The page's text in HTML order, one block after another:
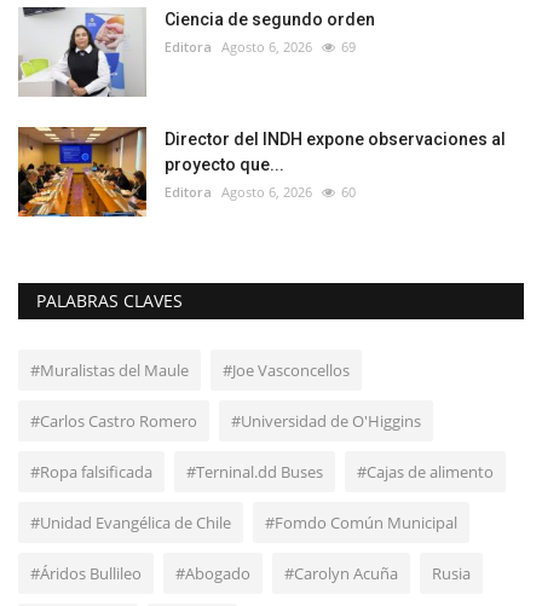
Ciencia de segundo orden
Editora Agosto 6, 2026 69
Director del INDH expone observaciones al
proyecto que...
Editora Agosto 6, 2026 60
PALABRAS CLAVES
#Muralistas del Maule #Joe Vasconcellos
#Carlos Castro Romero #Universidad de O'Higgins
#Ropa falsificada #Terninal.dd Buses #Cajas de alimento
#Unidad Evangélica de Chile #Fomdo Común Municipal
#Áridos Bullileo #Abogado #Carolyn Acuña Rusia